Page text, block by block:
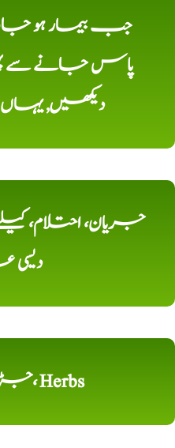
جب بیمار ہو جاو
پاس جانے سے
دیکھیں,
جریان، احتلام،
دیسی
جڑی بوٹیاں، Herbs